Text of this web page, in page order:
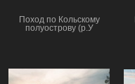
Поход по Кольскому
полуострову (р.У